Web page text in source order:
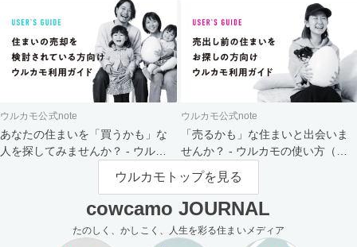
ウルカモ公式note
あなたの住まいを「買うかも」な
人を探してみませんか？ - ウルカ
ウルカモ公式note
「売るかも」な住まいと出会いま
せんか？ - ウルカモの使い方（買
主さま向け）
ウルカモトップを見る
cowcamo JOURNAL
たのしく、かしこく、人生を彩る住まいメディア